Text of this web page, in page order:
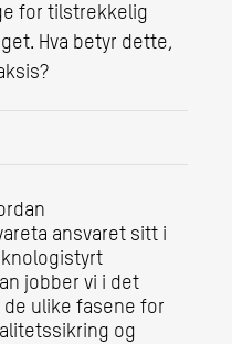
for tilstrekkelig
Hva betyr dette,
ansvaret sitt i
jobber vi i det
ulike fasene for
og